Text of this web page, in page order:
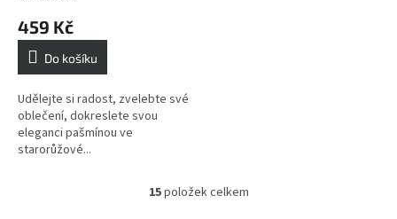
459 Kč
Do košíku
Udělejte si radost, zvelebte své
oblečení, dokreslete svou
eleganci pašmínou ve
starorůžové...
O
15položek celkem